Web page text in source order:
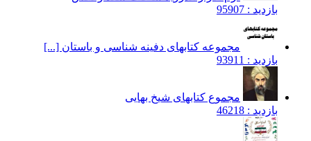
بازدید : 95907
مجموعه کتابهای دفینه شناسی و باستان [...]
بازدید : 93911
مجموع کتابهای شیخ بهایی
بازدید : 46218